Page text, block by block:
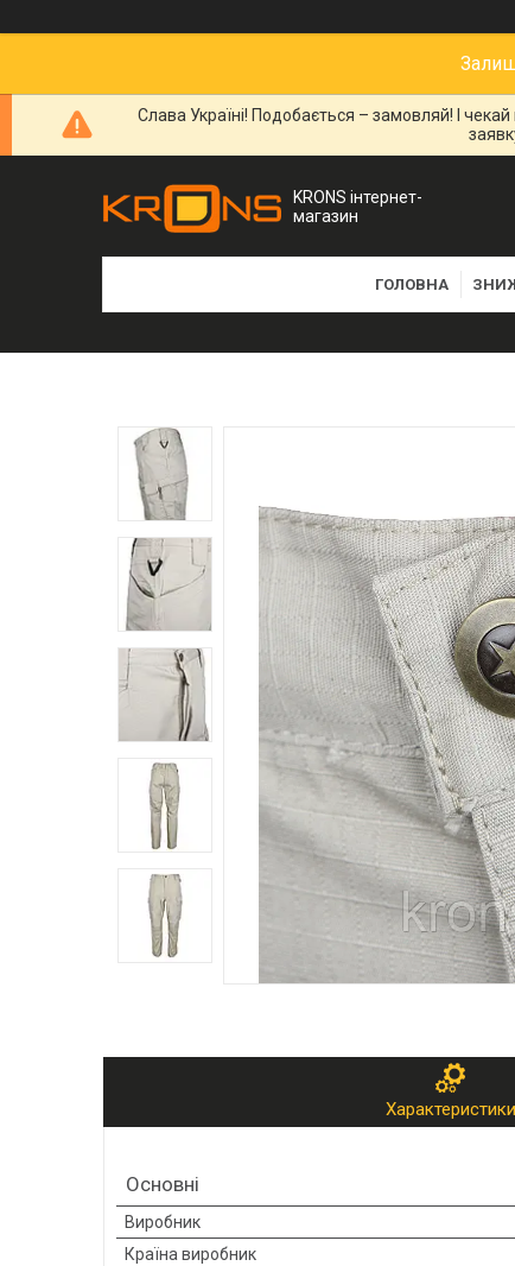
Слава Україні! Подобається – замовляй! І
KRONS інтернет-
магазин
ГОЛОВНА
Характеристики
Основні
Виробник
Країна виробник